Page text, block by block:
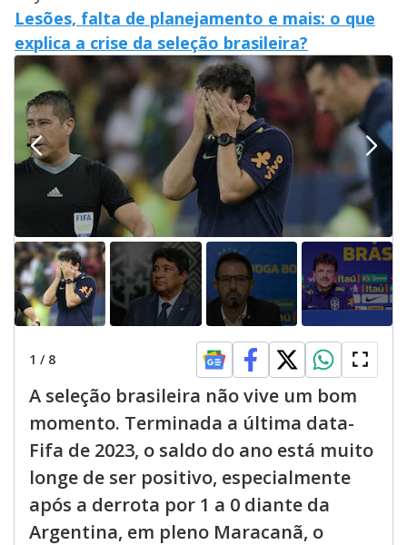
Lesões, falta de planejamento e mais: o que
explica a crise da seleção brasileira?
1 / 8
A seleção brasileira não vive um bom
momento. Terminada a última data-
Fifa de 2023, o saldo do ano está muito
longe de ser positivo, especialmente
após a derrota por 1 a 0 diante da
Argentina, em pleno Maracanã, o